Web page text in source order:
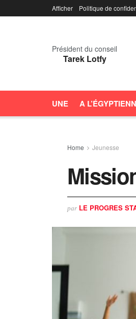
Afficher Politique de
Président du conseil
Tarek Lotfy
UNE A
Home Jeunesse
par LE PROGRES